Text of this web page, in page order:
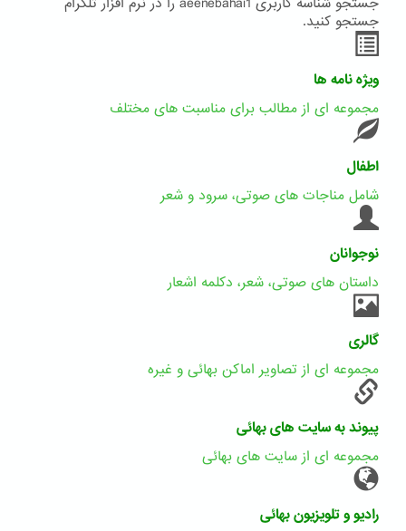
جستجو کنید.
ویژه نامه ها
مجموعه ای از مطالب برای مناسبت های مختلف
اطفال
شامل مناجات های صوتی، سرود و شعر
نوجوانان
داستان های صوتی، شعر، دکلمه اشعار
گالری
مجموعه ای از تصاویر اماکن بهائی و غیره
پیوند به سایت های بهائی
مجموعه ای از سایت های بهائی
رادیو و تلویزیون بهائی